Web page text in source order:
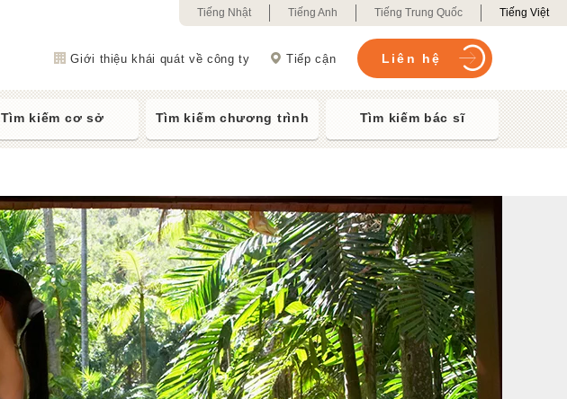
Giới thiệu khái quát về công ty Tiếp cận Liên hệ
Tiếng Nhật Tiếng Anh Tiếng Trung Quốc Tiếng Việt
Tìm kiếm cơ sở Tìm kiếm chương trình Tìm kiếm bác sĩ